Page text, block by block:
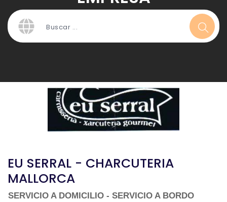
EU SERRAL - CHARCUTERIA
MALLORCA
SERVICIO A DOMICILIO - SERVICIO A BORDO